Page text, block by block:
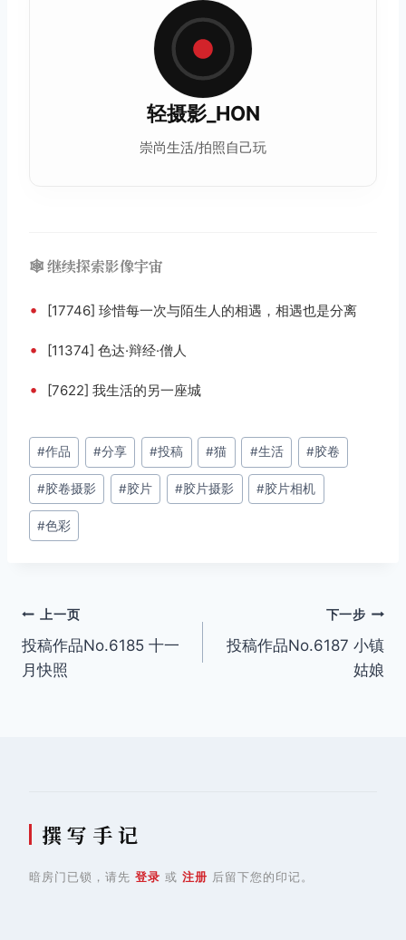
轻摄影_HON
崇尚生活/拍照自己玩
🕸️ 继续探索影像宇宙
• [17746] 珍惜每一次与陌生人的相遇，相遇也是分离
• [11374] 色达·辩经·僧人
• [7622] 我生活的另一座城
文
章
标
签：
#作品 #分享 #投稿 #猫 #生活 #胶卷
#胶卷摄影 #胶片 #胶片摄影 #胶片相机
#色彩
文
章
上一页
投稿作品No.6185 十一
月快照
下一步
投稿作品No.6187 小镇
姑娘
撰 写 手 记
暗房门已锁，请先 登录 或 注册 后留下您的印记。